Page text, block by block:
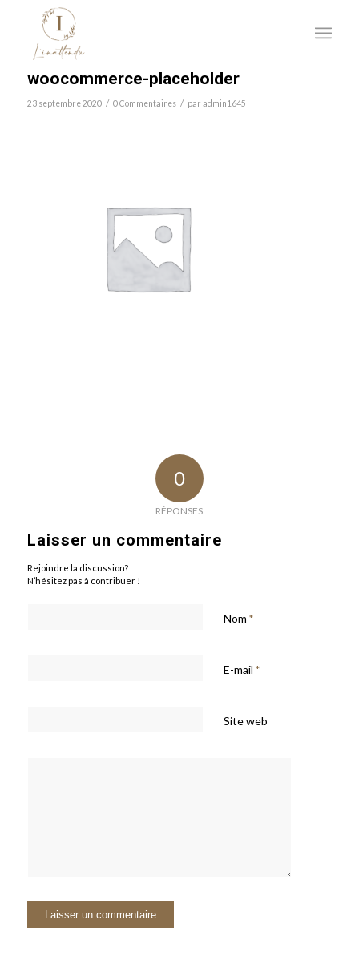
woocommerce-placeholder
23 septembre 2020 / 0 Commentaires / par admin1645
0
RÉPONSES
Laisser un commentaire
Rejoindre la discussion?
N’hésitez pas à contribuer !
Nom *
E-mail *
Site web